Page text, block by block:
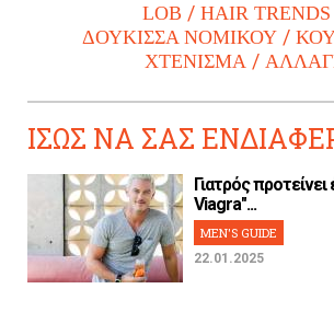
LOB
HAIR TRENDS
ΔΟΥΚΙΣΣΑ ΝΟΜΙΚΟΥ
ΧΤΕΝΙΣΜΑ
ΙΣΩΣ ΝΑ ΣΑΣ
Γιατρός προτείνει
Viagra"...
MEN'S GUIDE
22.01.2025